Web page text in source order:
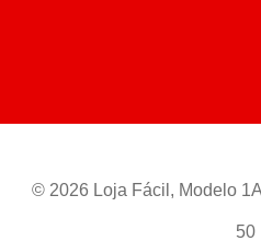
© 2026 Loja Fácil, Modelo
50